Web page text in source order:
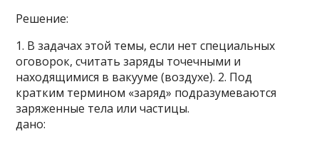
Решение:
1. В задачах этой темы, если нет специальных
оговорок, считать заряды точечными и
находящимися в вакууме (воздухе). 2. Под
кратким термином «заряд» подразумеваются
заряженные тела или частицы.
дано: